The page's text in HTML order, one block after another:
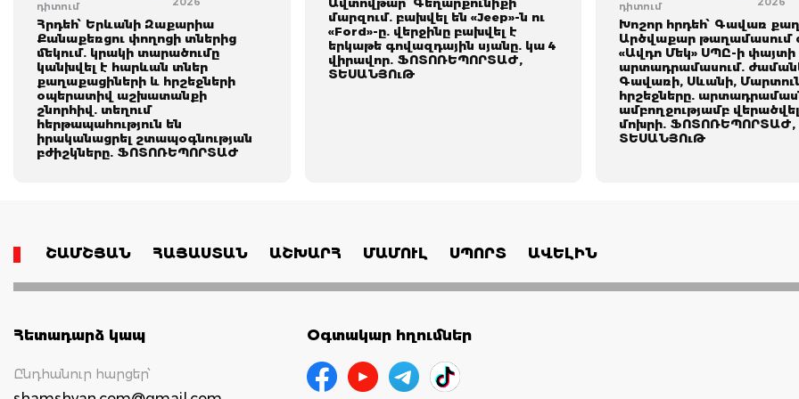
դիտում
Հրդեհ՝ Երևանի Զաքարիա
Քանաքեռցու փողոցի տներից
մեկում. կրակի տարածումը
կանխվել է հարևան տներ
քաղաքացիների և հրշեջների
օպերատիվ աշխատանքի
շնորհիվ. տեղում
հերթապահություն են
իրականացրել շտապօգնության
բժիշկները. ՖՈՏՈՌԵՊՈՐՏԱԺ
մարզում. բախվել են «Jeep»-ն ու
«Ford»-ը. վերջինը բախվել է
երկաթե գովազդային սյանը. կա 4
վիրավոր. ՖՈՏՈՌԵՊՈՐՏԱԺ,
ՏԵՍԱՆՅՈւԹ
դիտում
Խոշոր հրդեհ՝ Գավառ
Արծվաքար թաղամասում
«Ավդո Մեկ» ՍՊԸ-ի փայտի
արտադրամասում.
Գավառի, Սևանի,
հրշեջները.
ամբողջությամբ
մոխրի. ՖՈՏՈՌԵՊՈՐՏԱԺ,
ՏԵՍԱՆՅՈւԹ
ՇԱՄՇՅԱՆ ՀԱՅԱՍՏԱՆ ԱՇԽԱՐՀ ՄԱՄՈՒԼ ՍՊՈՐՏ ԱՎԵԼԻՆ
Հետադարձ կապ
Ընդհանուր հարցեր՝
Օգտակար հղումներ